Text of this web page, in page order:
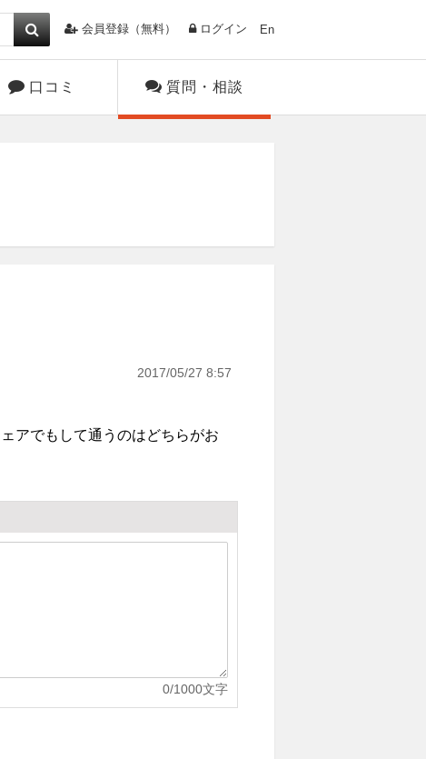
会員登録（無料） ログイン En
口コミ 質問・相談
2017/05/27 8:57
アでもして通うのはどちらがお
0/1000文字